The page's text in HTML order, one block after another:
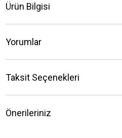
Ürün Bilgisi
Yorumlar
Taksit Seçenekleri
Önerileriniz